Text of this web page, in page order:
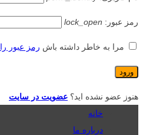
رمز عبور: lock_open
مرا به خاطر داشته باش رمز عبور
هنوز عضو نشده اید؟ عضویت در سایت
خانه
درباره ما